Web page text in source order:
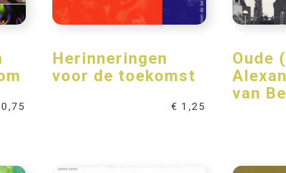
0,75
Herinneringen
voor de toekomst
€ 1,25
Oude
van